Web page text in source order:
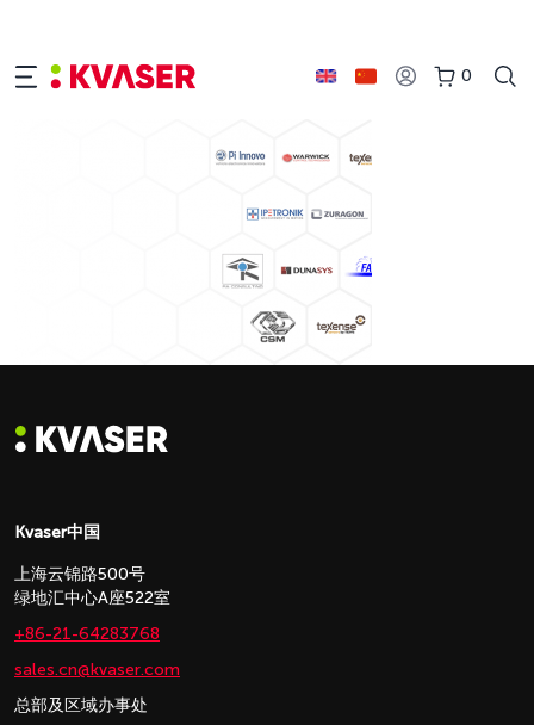
0
Kvaser中国
上海云锦路500号
绿地汇中心A座522室
+86-21-64283768
sales.cn@kvaser.com
总部及区域办事处